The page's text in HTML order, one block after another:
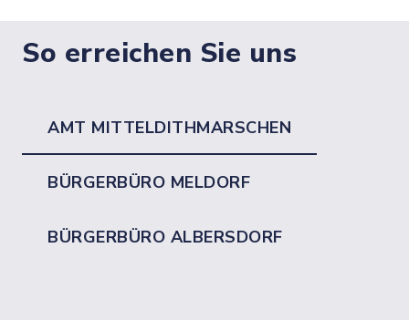
So erreichen Sie uns
AMT MITTELDITHMARSCHEN
BÜRGERBÜRO MELDORF
BÜRGERBÜRO ALBERSDORF